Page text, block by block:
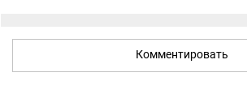
Комментировать